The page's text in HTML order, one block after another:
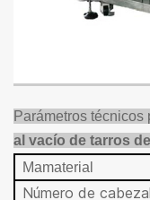
Parámetros técnicos
al vacío de tarros
Mamaterial
Número de cabezal